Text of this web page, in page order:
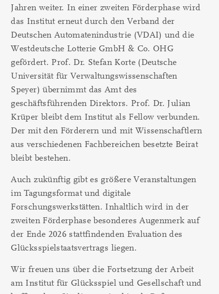
Jahren weiter. In einer zweiten Förderphase wird
das Institut erneut durch den Verband der
Deutschen Automatenindustrie (VDAI) und die
Westdeutsche Lotterie GmbH & Co. OHG
gefördert. Prof. Dr. Stefan Korte (Deutsche
Universität für Verwaltungswissenschaften
Speyer) übernimmt das Amt des
geschäftsführenden Direktors. Prof. Dr. Julian
Krüper bleibt dem Institut als Fellow verbunden.
Der mit den Förderern und mit Wissenschaftlern
aus verschiedenen Fachbereichen besetzte Beirat
bleibt bestehen.
Auch zukünftig gibt es größere Veranstaltungen
im Tagungsformat und digitale
Forschungswerkstätten. Inhaltlich wird in der
zweiten Förderphase besonderes Augenmerk auf
der Ende 2026 stattfindenden Evaluation des
Glücksspielstaatsvertrags liegen.
Wir freuen uns über die Fortsetzung der Arbeit
am Institut für Glücksspiel und Gesellschaft und